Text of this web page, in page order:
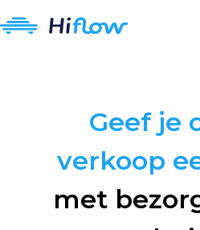
Geef je
verkoop
met